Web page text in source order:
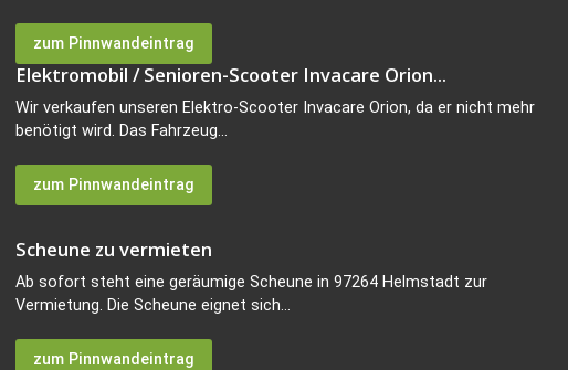
zum Pinnwandeintrag
Elektromobil / Senioren-Scooter Invacare Orion...
Wir verkaufen unseren Elektro-Scooter Invacare Orion, da er nicht mehr
benötigt wird. Das Fahrzeug...
zum Pinnwandeintrag
Scheune zu vermieten
Ab sofort steht eine geräumige Scheune in 97264 Helmstadt zur
Vermietung. Die Scheune eignet sich...
zum Pinnwandeintrag